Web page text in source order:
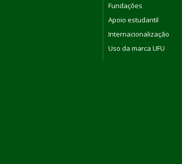
Fundações
Apoio estudantil
Internacionalização
Uso da marca UFU